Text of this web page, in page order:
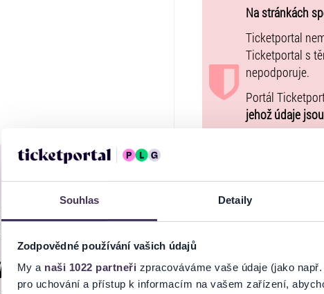
Souhlas Detaily
Zodpovědné používání vašich údajů
My a naši 1022 partneři zpracováváme vaše údaje (jako
pro uchování a přístup k informacím na vašem zařízení,
Na stránkách
Ticketportal
Ticketportal s
nepodporuje.
Portál
jehož údaje
Pořadatel se